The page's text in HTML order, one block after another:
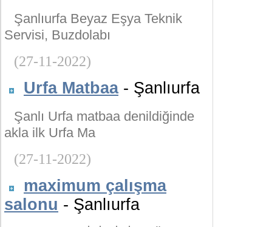
Şanlıurfa Beyaz Eşya Teknik
Servisi, Buzdolabı
(27-11-2022)
Urfa Matbaa- Şanlıurfa
Şanlı Urfa matbaa denildiğinde
akla ilk Urfa Ma
(27-11-2022)
maximum çalışma
salonu - Şanlıurfa